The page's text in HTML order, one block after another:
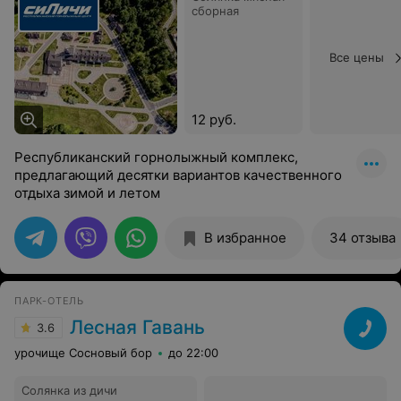
сборная
12 руб.
Все цены
Республиканский горнолыжный комплекс,
предлагающий десятки вариантов качественного
отдыха зимой и летом
В избранное 34 отзыва
ПАРК-ОТЕЛЬ
3.6 Лесная Гавань
урочище Сосновый бор до 22:00
Солянка из дичи